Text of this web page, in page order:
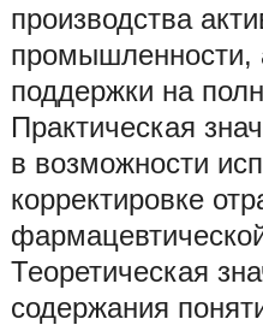
производства
промышленности,
поддержки на
Практическая
в возможности
корректировке
Теоретическая
содержания